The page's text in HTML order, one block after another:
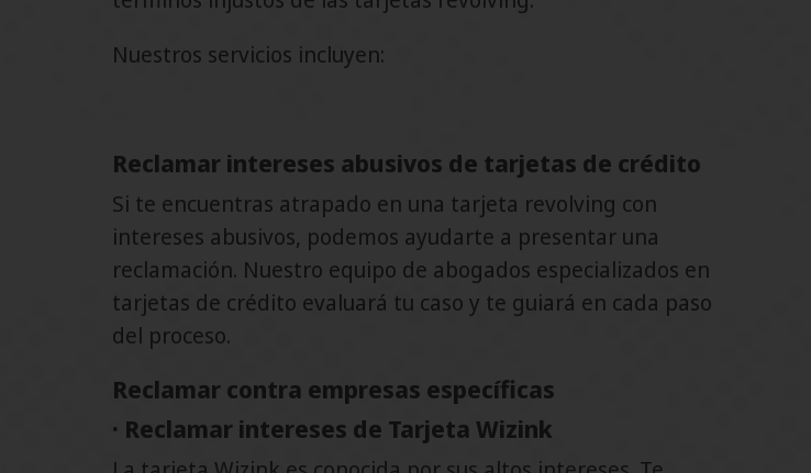
Nuestros servicios incluyen:
Reclamar intereses abusivos de tarjetas de crédito
Si te encuentras atrapado en una tarjeta revolving con
intereses abusivos, podemos ayudarte a presentar una
reclamación. Nuestro equipo de abogados especializados en
tarjetas de crédito evaluará tu caso y te guiará en cada paso
del proceso.
Reclamar contra empresas específicas
· Reclamar intereses de Tarjeta Wizink